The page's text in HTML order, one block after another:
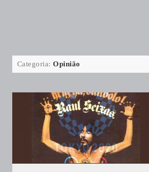
Categoria:Opinião